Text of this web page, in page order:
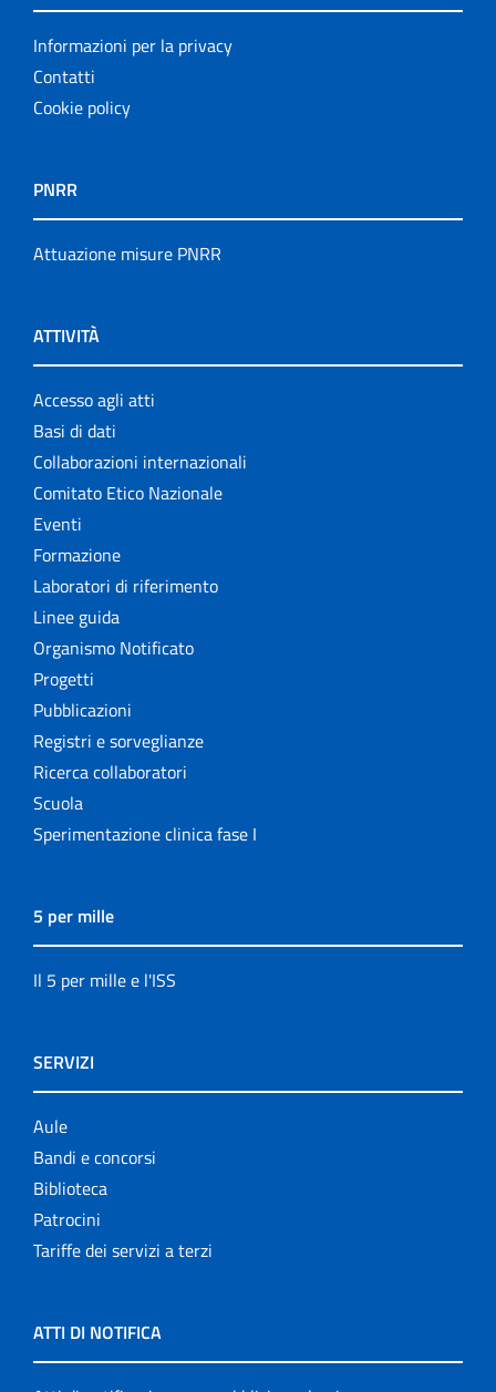
Informazioni per la privacy
Contatti
Cookie policy
PNRR
Attuazione misure PNRR
ATTIVITÀ
Accesso agli atti
Basi di dati
Collaborazioni internazionali
Comitato Etico Nazionale
Eventi
Formazione
Laboratori di riferimento
Linee guida
Organismo Notificato
Progetti
Pubblicazioni
Registri e sorveglianze
Ricerca collaboratori
Scuola
Sperimentazione clinica fase I
5 per mille
Il 5 per mille e l'ISS
SERVIZI
Aule
Bandi e concorsi
Biblioteca
Patrocini
Tariffe dei servizi a terzi
ATTI DI NOTIFICA